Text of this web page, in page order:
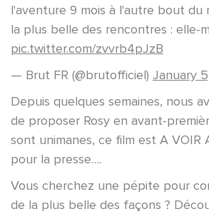
l'aventure 9 mois à l'autre bout du
la plus belle des rencontres : elle-
pic.twitter.com/zvvrb4pJzB
— Brut FR (@brutofficiel) January
Depuis quelques semaines, nous
de proposer Rosy en avant-
sont unimanes, ce film est A VOIR
pour la presse….
Vous cherchez une pépite pour
de la plus belle des façons ?